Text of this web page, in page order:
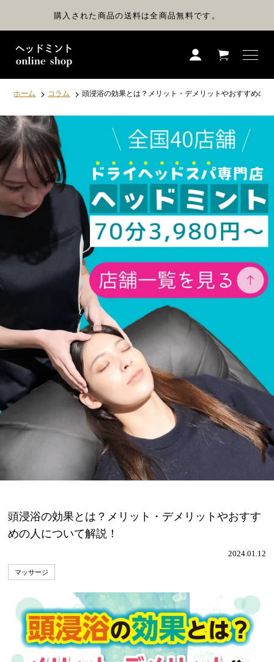
ン
ッ
購入された商品の送料は全商品無料です。
ホーム コラム 頭浸浴の効果とは？メリット・デメリットやおすすめの
頭浸浴の効果とは？メリット・デメリットやおすす
めの人について解説！
2024.01.12
マッサージ